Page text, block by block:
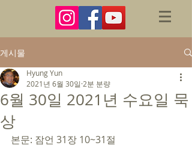
게시물
6월 30일 2021년 수요일 묵
상
Hyung Yun
2021년 6월 30일 2분 분량
본문: 잠언 31장 10~31절